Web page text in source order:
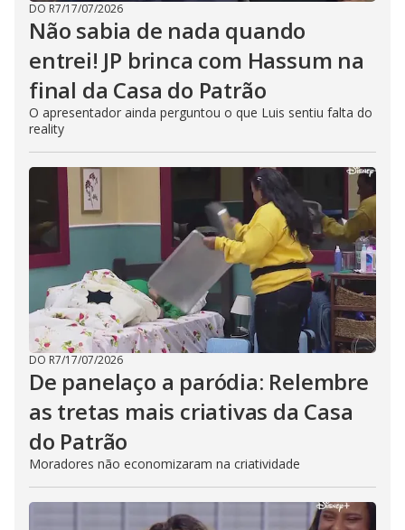
DO R7/17/07/2026
Não sabia de nada quando
entrei! JP brinca com Hassum na
final da Casa do Patrão
O apresentador ainda perguntou o que Luis sentiu falta do
reality
DO R7/17/07/2026
De panelaço a paródia: Relembre
as tretas mais criativas da Casa
do Patrão
Moradores não economizaram na criatividade